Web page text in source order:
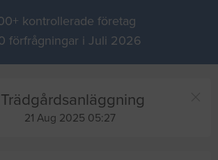
kontrollerade företag
förfrågningar i Juli 2026
21 Aug 2025 05:27